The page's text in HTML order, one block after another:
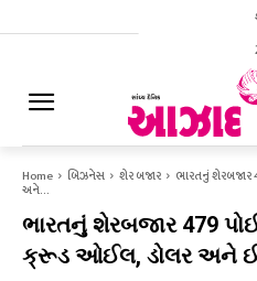
Home બિઝનેસ શેર બજાર ભારતનું શેરબજાર
અને...
ભારતનું શેરબજાર 479
ક્રૂડ ઓઈલ, ડોલર અને